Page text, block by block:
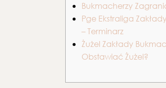
Bukmacherzy
Pge Ekstraliga
– Terminarz
Żużel Zakłady
Obstawiać Żużel?